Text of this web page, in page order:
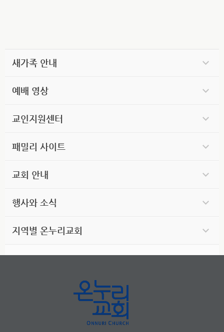
새가족 안내
예배 영상
교인지원센터
패밀리 사이트
교회 안내
행사와 소식
지역별 온누리교회